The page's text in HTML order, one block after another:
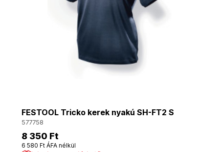
FESTOOL Tricko kerek nyakú SH-FT2 S
577758
8 350 Ft
6 580 Ft ÁFA nélkül